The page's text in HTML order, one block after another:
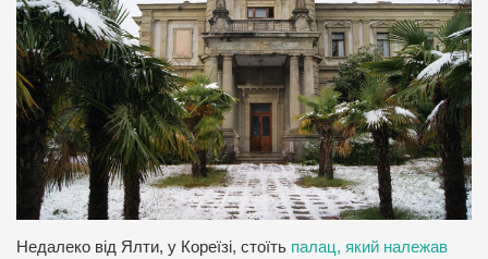
Недалеко від Ялти, у Кореїзі, стоїть палац, який належав